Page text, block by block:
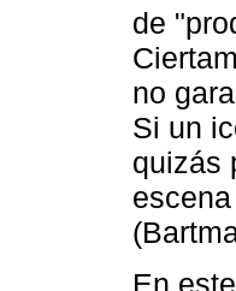
de
no
Si un
quizás
En